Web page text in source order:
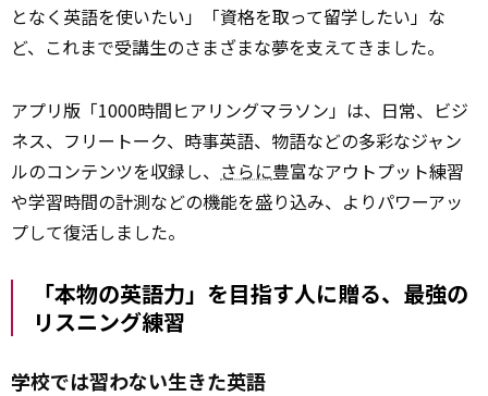
となく英語を使いたい」「資格を取って留学したい」な
ど、これまで受講生のさまざまな夢を支えてきました。
アプリ版「1000時間ヒアリングマラソン」は、日常、ビジ
ネス、フリートーク、時事英語、物語などの多彩なジャン
ルのコンテンツを収録し、 さらに豊富なアウトプット練習
や学習時間の計測などの機能を盛り込み、よりパワーアッ
プして復活しました。
「本物の英語力」を目指す人に贈る、最強の
リスニング練習
学校では習わない生きた英語